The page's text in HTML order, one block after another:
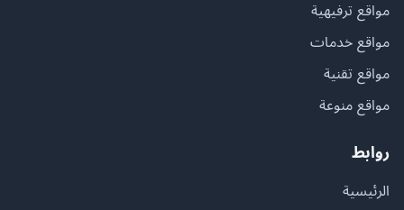
مواقع ترفيهية
مواقع خدمات
مواقع تقنية
مواقع منوعة
روابط
الرئيسية